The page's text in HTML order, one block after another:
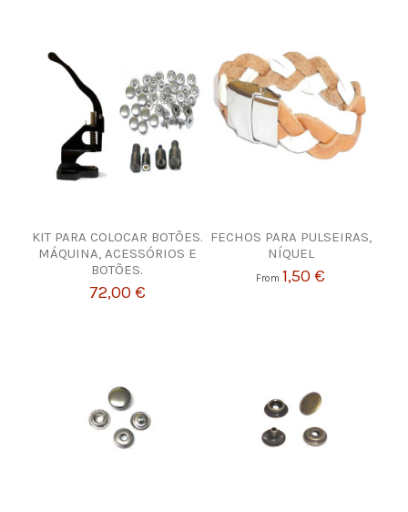
KIT PARA COLOCAR BOTÕES.
MÁQUINA, ACESSÓRIOS E
BOTÕES.
72,00 €
FECHOS PARA PULSEIRAS,
NÍQUEL
From 1,50 €